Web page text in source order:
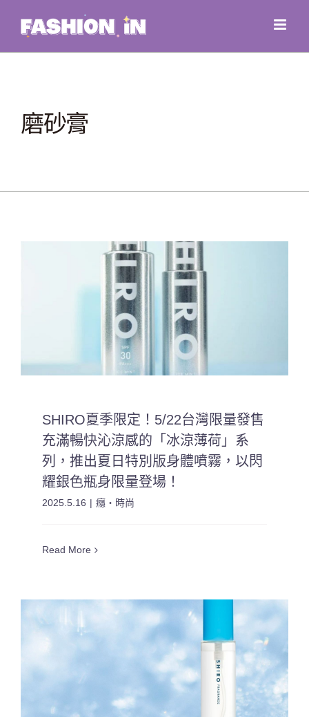
content
磨砂膏
SHIRO夏季限定！5/22台灣限量發售
充滿暢快沁涼感的「冰涼薄荷」系
列，推出夏日特別版身體噴霧，以閃
耀銀色瓶身限量登場！
2025.5.16 | 癮・時尚
Read More